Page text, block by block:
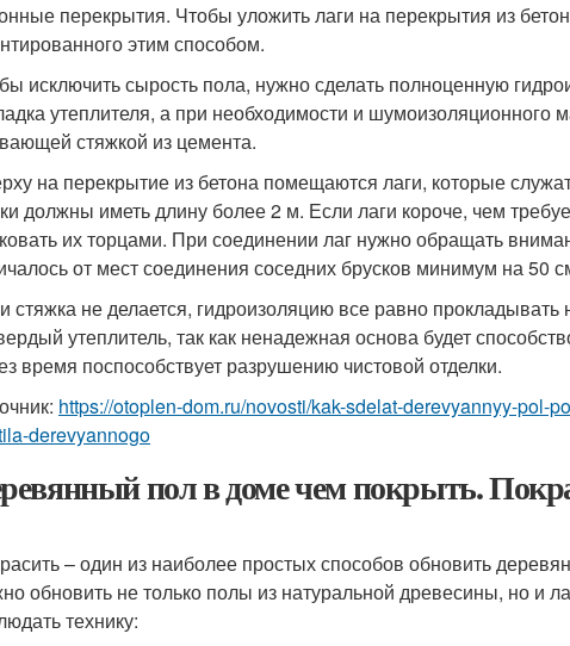
перекрытия. Чтобы уложить лаги на перекрытия из
этим способом.
исключить сырость пола, нужно сделать полноценную
утеплителя, а при необходимости и
стяжкой из цемента.
на перекрытие из бетона помещаются лаги, которые
должны иметь длину более 2 м. Если лаги короче, чем
их торцами. При соединении лаг нужно обращать
от мест соединения соседних брусков минимум на 50
стяжка не делается, гидроизоляцию все равно
утеплитель, так как ненадежная основа будет
время поспособствует разрушению чистовой отделки.
https://otoplen-dom.ru/novosti/kak-sdelat-derevyannyy-pol-
derevyannogo
пол в доме чем покрыть.
– один из наиболее простых способов обновить
обновить не только полы из натуральной древесины, но и
технику: